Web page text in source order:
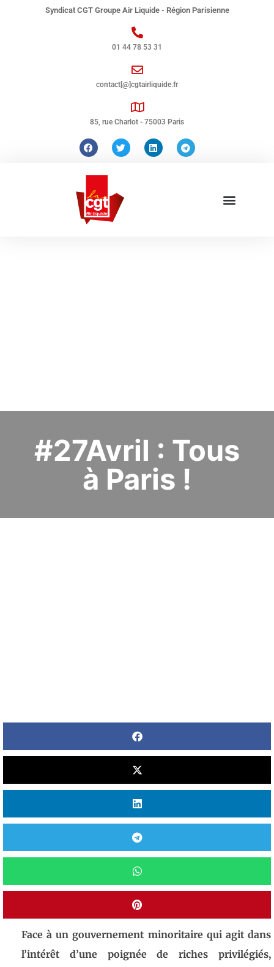
Syndicat CGT Groupe Air Liquide - Région Parisienne
01 44 78 53 31
contact[@]cgtairliquide.fr
85, rue Charlot - 75003 Paris
#27Avril : Tous
à Paris !
Face à un gouvernement minoritaire qui agit dans
l’intérêt d’une poignée de riches privilégiés,